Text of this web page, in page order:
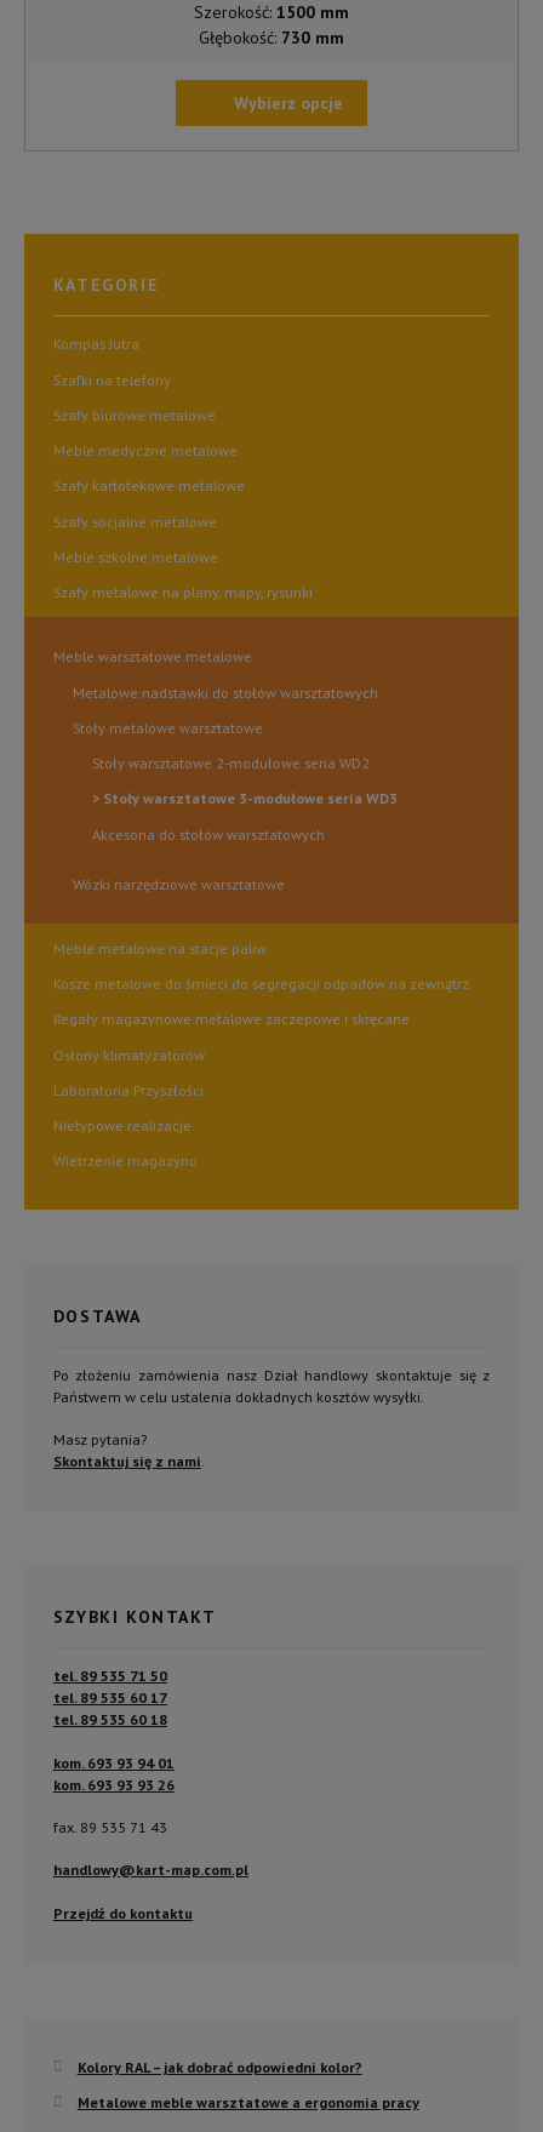
Szerokość: 1500 mm
Głębokość: 730 mm
Wybierz opcje
MOŻNA
WYBRAĆ
NA
STRONIE
KATEGORIE
Kompas Jutra
Szafki na telefony
Szafy biurowe metalowe
Meble medyczne metalowe
Szafy kartotekowe metalowe
Szafy socjalne metalowe
Meble szkolne metalowe
Szafy metalowe na plany, mapy, rysunki
Meble warsztatowe metalowe
Metalowe nadstawki do stołów warsztatowych
Stoły metalowe warsztatowe
Stoły warsztatowe 2-modułowe seria WD2
Stoły warsztatowe 3-modułowe seria WD3
Akcesoria do stołów warsztatowych
Wózki narzędziowe warsztatowe
Meble metalowe na stacje paliw
Kosze metalowe do śmieci do segregacji odpadów na zewnątrz
Regały magazynowe metalowe zaczepowe i skręcane
Osłony klimatyzatorów
Laboratoria Przyszłości
Nietypowe realizacje
Wietrzenie magazynu
DOSTAWA
Po złożeniu zamówienia nasz Dział handlowy skontaktuje się z
Państwem w celu ustalenia dokładnych kosztów wysyłki.
Masz pytania?
Skontaktuj się z nami
SZYBKI KONTAKT
tel. 89 535 71 50
tel. 89 535 60 17
tel. 89 535 60 18
kom. 693 93 94 01
kom. 693 93 93 26
fax. 89 535 71 43
handlowy@kart-map.com.pl
Przejdź do kontaktu
Kolory RAL – jak dobrać odpowiedni kolor?
Metalowe meble warsztatowe a ergonomia pracy